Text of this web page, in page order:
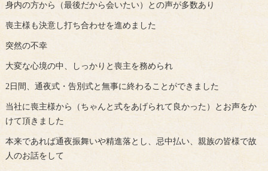
身内の方から（最後だから会いたい）との声が多数あり
喪主様も決意し打ち合わせを進めました
突然の不幸
大変な心境の中、しっかりと喪主を務められ
2日間、通夜式・告別式と無事に終わることができました
当社に喪主様から（ちゃんと式をあげられて良かった）とお声をか
けて頂きました
本来であれば通夜振舞いや精進落とし、忌中払い、親族の皆様で故
人のお話をして